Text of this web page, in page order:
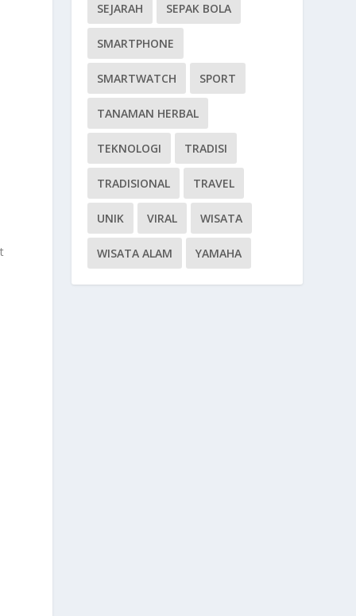
SEJARAH SEPAK BOLA
SMARTPHONE
SMARTWATCH SPORT
TANAMAN HERBAL
TEKNOLOGI TRADISI
TRADISIONAL TRAVEL
UNIK VIRAL WISATA
WISATA ALAM YAMAHA